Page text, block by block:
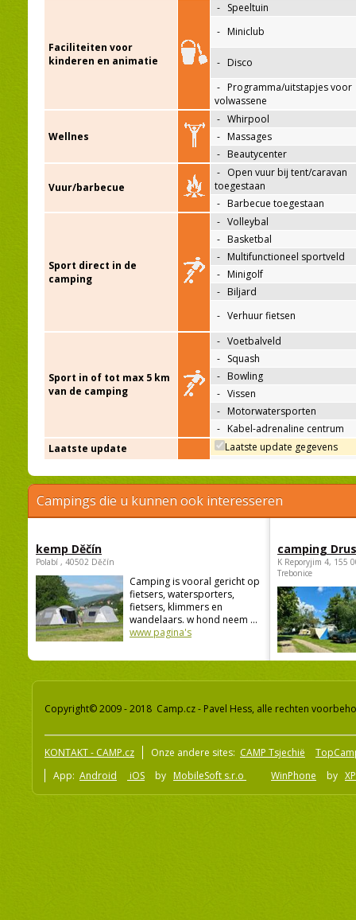
Faciliteiten voor
kinderen en animatie
- Speeltuin
- Miniclub
- Disco
- Programma/uitstapjes voor
volwassene
Wellnes
- Whirpool
- Massages
- Beautycenter
Vuur/barbecue
- Open vuur bij tent/caravan
toegestaan
- Barbecue toegestaan
Sport direct in de
camping
- Volleybal
- Basketbal
- Multifunctioneel sportveld
- Minigolf
- Biljard
- Verhuur fietsen
Sport in of tot max 5 km
van de camping
- Voetbalveld
- Squash
- Bowling
- Vissen
- Motorwatersporten
- Kabel-adrenaline centrum
Laatste update
Laatste update gegevens
Campings die u kunnen ook interesseren
kemp Děčín
Polabí , 40502 Děčín
Camping is vooral gericht op
fietsers, watersporters,
fietsers, klimmers en
wandelaars. w hond neem ...
www pagina's
camping
K Reporyjim 4, 155
Trebonice
Copyright© 2009 - 2018 Camp.cz - Pavel Hess, alle rechten
KONTAKT - CAMP.cz Onze andere sites: CAMP Tsjechië
App: Android iOS by MobileSoft s.r.o WinPhone by